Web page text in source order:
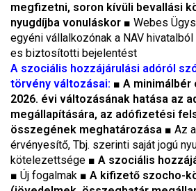
megfizetni, soron kívüli bevallási
nyugdíjba vonuláskor ■ Webes
egyéni vállalkozónak a NAV
es biztosítotti bejelentést
A szociális hozzájárulási adóról
törvény változásai: ■ A minimálbér
2026. évi változásának hatása az
megállapítására, az adófizetési
összegének meghatározása ■ Az
érvényesítő, Tbj. szerinti saját jogú
kötelezettsége ■ A szociális
■ Új fogalmak ■ A kifizető szocho-